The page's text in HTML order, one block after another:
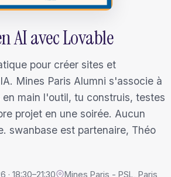
AI avec Lovable
pour créer sites et
Mines Paris Alumni s'associe à
main l'outil, tu construis, testes
projet en une soirée. Aucun
swanbase est partenaire, Théo
18:30–21:30 Mines Paris - PSL, Paris